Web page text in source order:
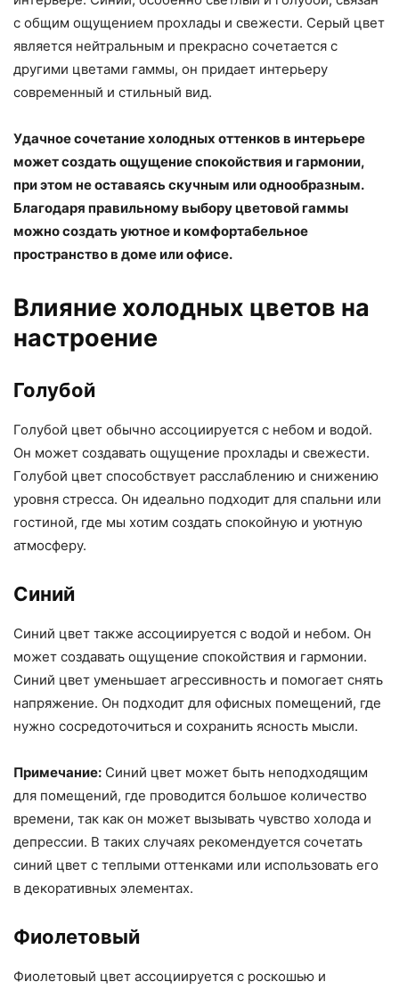
с общим ощущением прохлады и свежести. Серый цвет
является нейтральным и прекрасно сочетается с
другими цветами гаммы, он придает интерьеру
современный и стильный вид.
Удачное сочетание холодных оттенков в интерьере
может создать ощущение спокойствия и гармонии,
при этом не оставаясь скучным или однообразным.
Благодаря правильному выбору цветовой гаммы
можно создать уютное и комфортабельное
пространство в доме или офисе.
Влияние холодных цветов на
настроение
Голубой
Голубой цвет обычно ассоциируется с небом и водой.
Он может создавать ощущение прохлады и свежести.
Голубой цвет способствует расслаблению и снижению
уровня стресса. Он идеально подходит для спальни или
гостиной, где мы хотим создать спокойную и уютную
атмосферу.
Синий
Синий цвет также ассоциируется с водой и небом. Он
может создавать ощущение спокойствия и гармонии.
Синий цвет уменьшает агрессивность и помогает снять
напряжение. Он подходит для офисных помещений, где
нужно сосредоточиться и сохранить ясность мысли.
Примечание: Синий цвет может быть неподходящим
для помещений, где проводится большое количество
времени, так как он может вызывать чувство холода и
депрессии. В таких случаях рекомендуется сочетать
синий цвет с теплыми оттенками или использовать его
в декоративных элементах.
Фиолетовый
Фиолетовый цвет ассоциируется с роскошью и